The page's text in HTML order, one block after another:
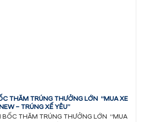
THĂM TRÚNG THƯỞNG LỚN “MUA XE
– TRÚNG XẾ YÊU”
BỐC THĂM TRÚNG THƯỞNG LỚN “MUA